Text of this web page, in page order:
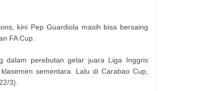
kini Pep Guardiola masih bisa bersaing
FA Cup.
dalam perebutan gelar juara Liga Inggris
sementara. Lalu di Carabao Cup,
3).